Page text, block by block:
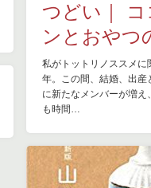
つどい｜
ンとおやつ
私がトットリノススメに
年。この間、結婚、出産
に新たなメンバーが増
も時間…